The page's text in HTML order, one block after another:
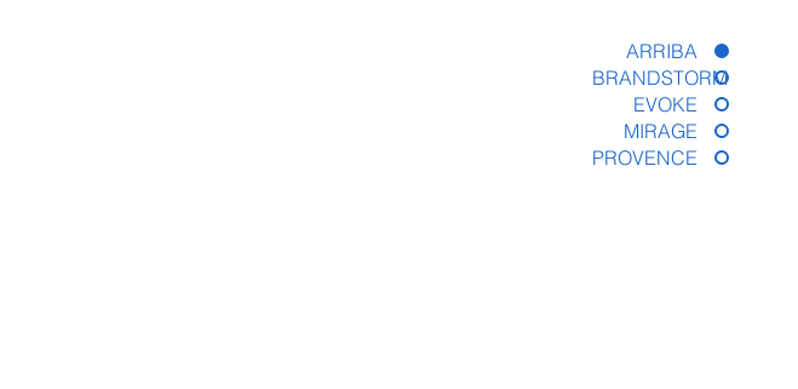
ARRIBA
BRANDSTORM
EVOKE
MIRAGE
PROVENCE